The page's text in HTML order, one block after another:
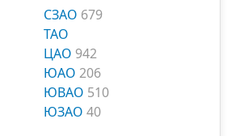
СЗАО 679
ТАО
ЦАО 942
ЮАО 206
ЮВАО 510
ЮЗАО 40